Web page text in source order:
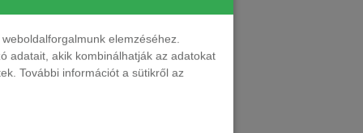
elemzéséhez.
adatait, akik kombinálhatják az adatokat
További információt a sütikről az